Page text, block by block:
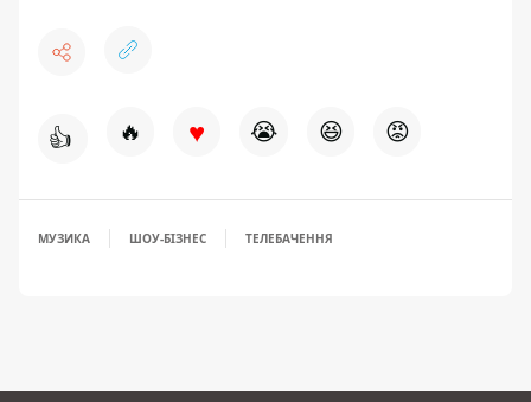
👍 🔥 ♥ 😭 😆 😡
МУЗИКА ШОУ-БІЗНЕС ТЕЛЕБАЧЕННЯ